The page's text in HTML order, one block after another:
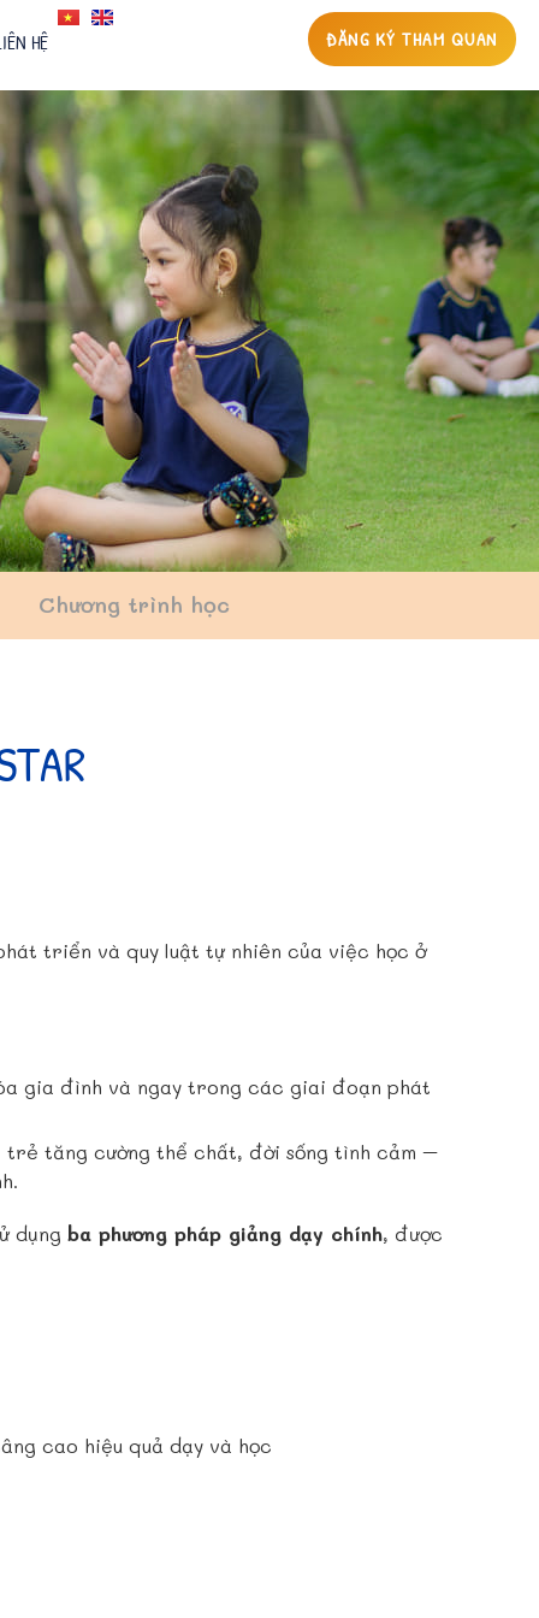
HỆ ĐĂNG KÝ THAM QUAN
Chương trình học
triển và quy luật tự nhiên của việc học ở
gia đình và ngay trong các giai đoạn phát
tăng cường thể chất, đời sống tình cảm –
dụng ba phương pháp giảng dạy chính, được
cao hiệu quả dạy và học